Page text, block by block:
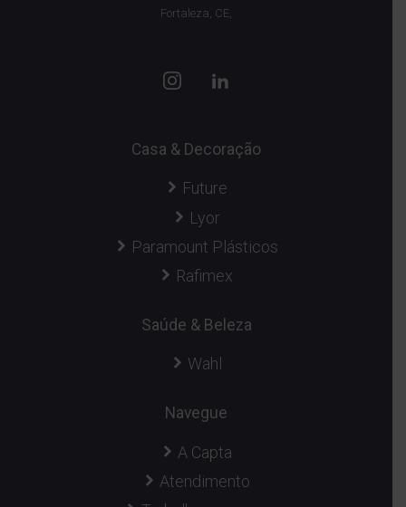
Fortaleza, CE,
Casa & Decoração
Future
Lyor
Paramount Plásticos
Rafimex
Saúde & Beleza
Wahl
Navegue
A Capta
Atendimento